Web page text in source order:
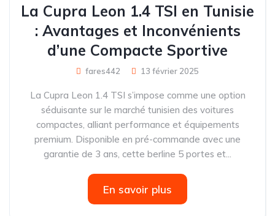
La Cupra Leon 1.4 TSI en Tunisie
: Avantages et Inconvénients
d’une Compacte Sportive
fares442 13 février 2025
La Cupra Leon 1.4 TSI s’impose comme une option
séduisante sur le marché tunisien des voitures
compactes, alliant performance et équipements
premium. Disponible en pré-commande avec une
garantie de 3 ans, cette berline 5 portes et...
En savoir plus